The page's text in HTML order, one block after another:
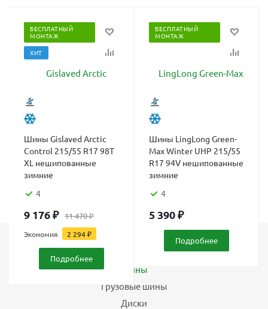
БЕСПЛАТНЫЙ
МОНТАЖ
ХИТ
Шины Gislaved Arctic
Control 215/55 R17 98T
XL нешипованные
зимние
4
9 176₽ 11 470₽
Экономия 2 294₽
Подробнее
БЕСПЛАТНЫЙ
МОНТАЖ
Шины LingLong Green-
Max Winter UHP 215/55
R17 94V нешипованные
зимние
4
5 390₽
Подробнее
Шины
Грузовые шины
Диски